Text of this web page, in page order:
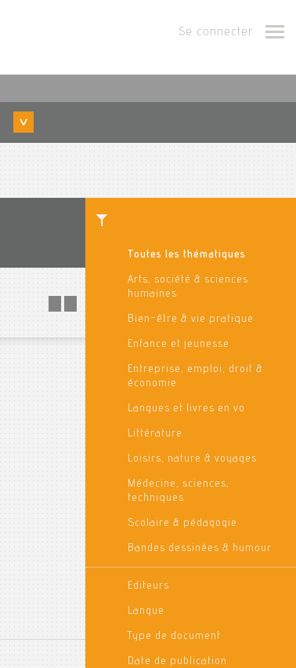
Se connecter
Toutes les thématiques
Arts, société & sciences
humaines
Bien-être & vie pratique
Enfance et jeunesse
Entreprise, emploi, droit &
économie
Langues et livres en vo
Littérature
Loisirs, nature & voyages
Médecine, sciences,
techniques
Scolaire & pédagogie
Bandes dessinées & humour
Editeurs
Langue
Type de document
Date de publication